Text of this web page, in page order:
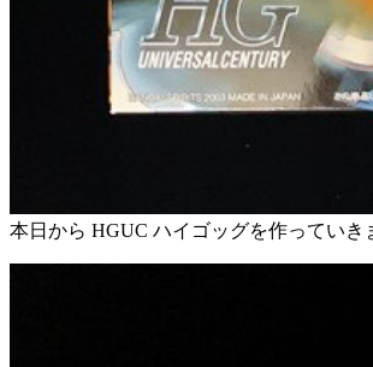
本日から HGUC ハイゴッグを作っていき